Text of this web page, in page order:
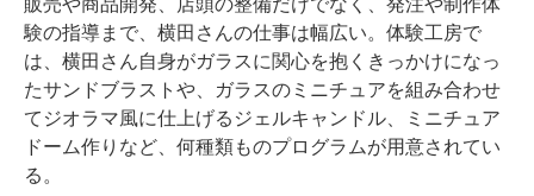
験の指導まで、横田さんの仕事は幅広い。体験工房で
は、横田さん自身がガラスに関心を抱くきっかけになっ
たサンドブラストや、ガラスのミニチュアを組み合わせ
てジオラマ風に仕上げるジェルキャンドル、ミニチュア
ドーム作りなど、何種類ものプログラムが用意されてい
る。